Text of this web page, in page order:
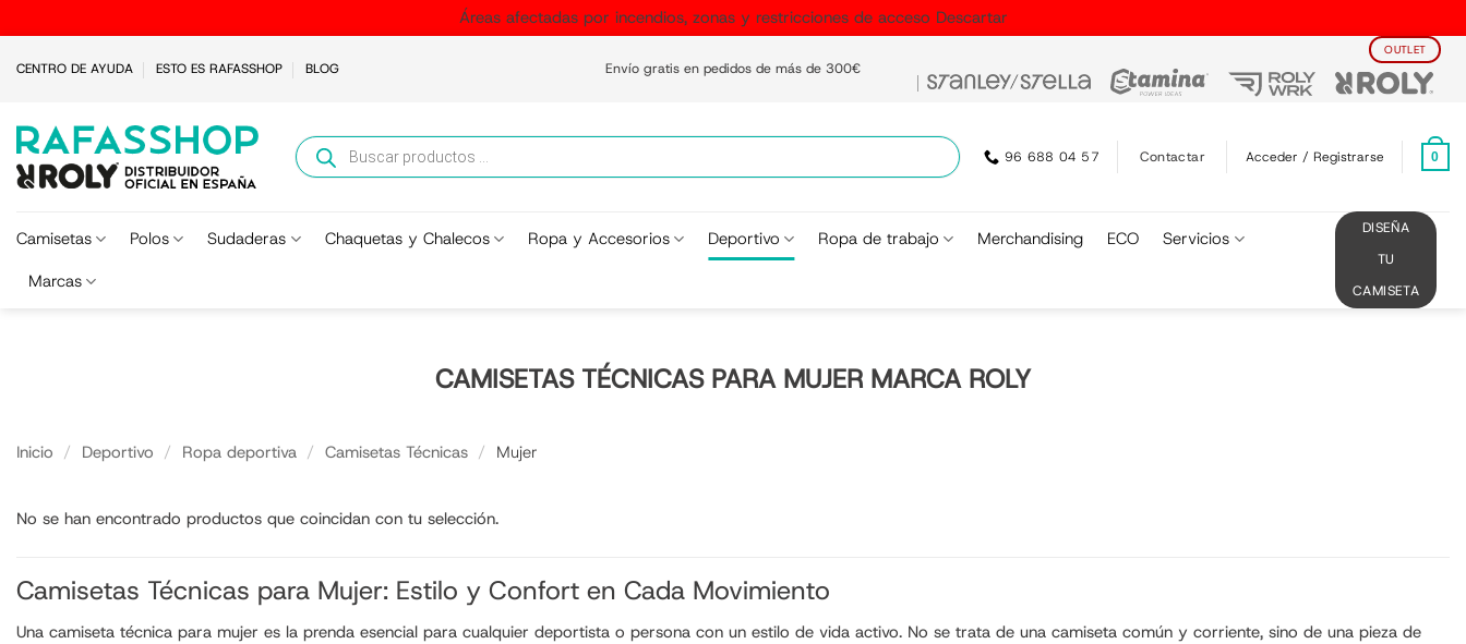
Áreas afectadas por incendios, zonas y restricciones de acceso Descartar
CENTRO DE AYUDA ESTO ES RAFASSHOP BLOG Envío gratis en pedidos de más de 300€
OUTLET
Búsqueda
de
productos
96 688 04 57 Contactar Acceder / Registrarse 0
Camisetas Polos Sudaderas Chaquetas y Chalecos Ropa y Accesorios Deportivo Ropa de trabajo Merchandising ECO
Servicios
Marcas
DISEÑA
TU
CAMISETA
CAMISETAS TÉCNICAS PARA MUJER MARCA ROLY
Inicio / Deportivo / Ropa deportiva / Camisetas Técnicas / Mujer
No se han encontrado productos que coincidan con tu selección.
Camisetas Técnicas para Mujer: Estilo y Confort en Cada Movimiento
Una camiseta técnica para mujer es la prenda esencial para cualquier deportista o persona con un estilo de vida activo. No se trata de una camiseta común y corriente, sino de una pieza de